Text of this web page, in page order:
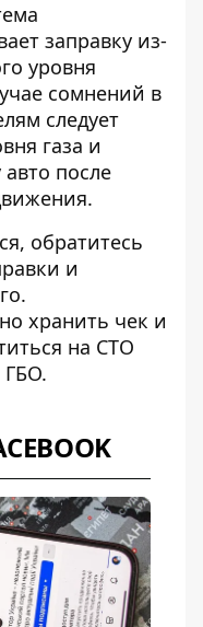
заправку из-
уровня
сомнений в
следует
газа и
после
обратитесь
и
.
хранить чек и
на СТО
ГБО.